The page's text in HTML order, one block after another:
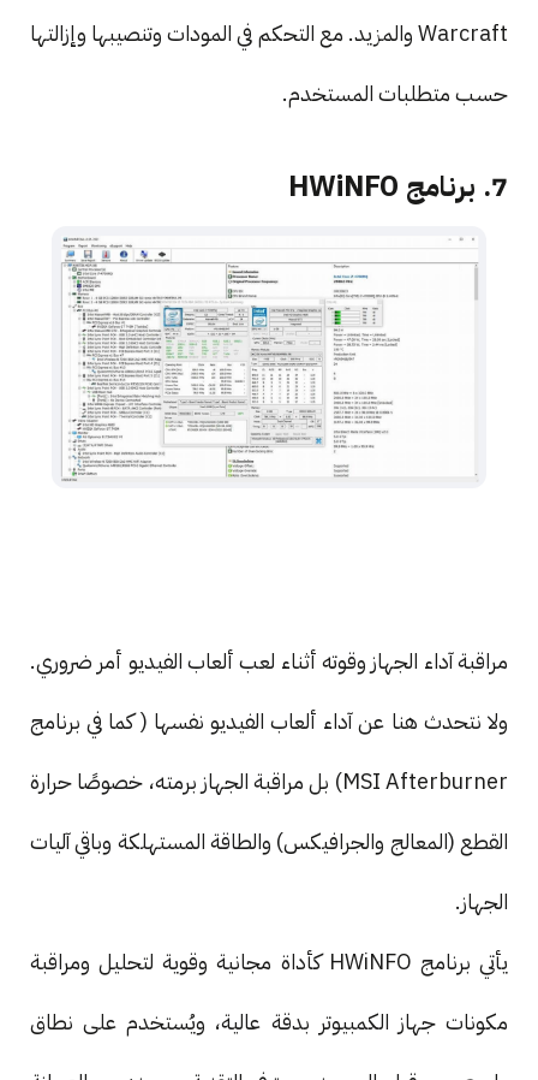
Warcraft والمزيد. مع التحكم في المودات وتنصيبها وإزالتها
حسب متطلبات المستخدم.
7. برنامج HWiNFO
مراقبة آداء الجهاز وقوته أثناء لعب ألعاب الفيديو أمر ضروري.
ولا نتحدث هنا عن آداء ألعاب الفيديو نفسها ( كما في برنامج
MSI Afterburner) بل مراقبة الجهاز برمته، خصوصًا حرارة
القطع (المعالج والجرافيكس) والطاقة المستهلكة وباقي آليات
الجهاز.
يأتي برنامج HWiNFO كأداة مجانية وقوية لتحليل ومراقبة
مكونات جهاز الكمبيوتر بدقة عالية، ويُستخدم على نطاق